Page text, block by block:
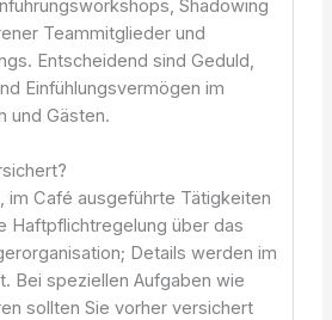
Shadowing
Teammitglieder und
Entscheidend sind Geduld,
Einfühlungsvermögen im
und Gästen.
im Café ausgeführte Tätigkeiten
Haftpflichtregelung über das
Details werden im
Bei speziellen Aufgaben wie
sollten Sie vorher versichert